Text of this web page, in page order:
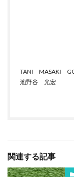
TANI MASAKI
池野谷 光宏
関連する記事